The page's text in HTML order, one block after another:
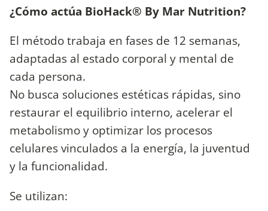
¿Cómo actúa BioHack®️ By Mar Nutrition?
El método trabaja en fases de 12 semanas,
adaptadas al estado corporal y mental de
cada persona.
No busca soluciones estéticas rápidas, sino
restaurar el equilibrio interno, acelerar el
metabolismo y optimizar los procesos
celulares vinculados a la energía, la juventud
y la funcionalidad.
Se utilizan: